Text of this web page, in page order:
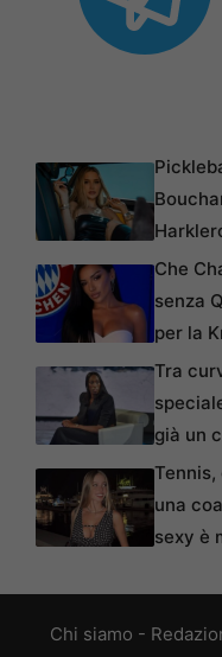
Che
senza
per la
Tra
già un
una
sexy è
Chi siamo -